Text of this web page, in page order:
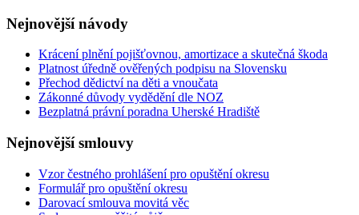
Nejnovějšínávody
Krácení plnění pojišťovnou, amortizace a skutečná škoda
Platnost úředně ověřených podpisu na Slovensku
Přechod dědictví na děti a vnoučata
Zákonné důvody vydědění dle NOZ
Bezplatná právní poradna Uherské Hradiště
Nejnovějšísmlouvy
Vzor čestného prohlášení pro opuštění okresu
Formulář pro opuštění okresu
Darovací smlouva movitá věc